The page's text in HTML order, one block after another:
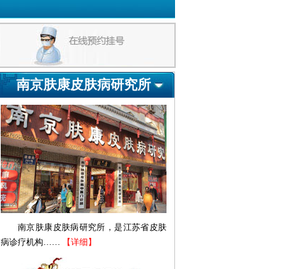
南京肤康皮肤病研究所
南京肤康皮肤病研究所，是江苏省皮肤
病诊疗机构……
【详细】